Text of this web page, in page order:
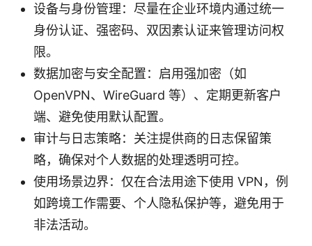
设备与身份管理：尽量在企业环境内通过统一
身份认证、强密码、双因素认证来管理访问权
限。
数据加密与安全配置：启用强加密（如
OpenVPN、WireGuard 等）、定期更新客户
端、避免使用默认配置。
审计与日志策略：关注提供商的日志保留策
略，确保对个人数据的处理透明可控。
使用场景边界：仅在合法用途下使用 VPN，例
如跨境工作需要、个人隐私保护等，避免用于
非法活动。